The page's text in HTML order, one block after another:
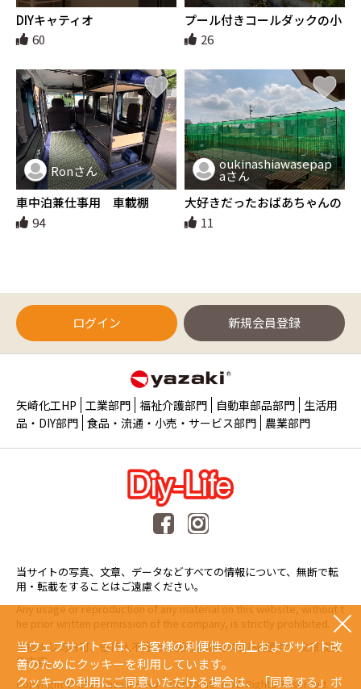
DIYキャティオ
60
プール付きコールダックの小
屋 26
Ronさん
車中泊兼仕事用 車載棚
94
oukinashiawasepap
aさん
大好きだったおばあちゃんの
思いを胸に父と共に目指せ甲
子園！
11
ログイン 新規会員登録
矢崎化工HP 工業部門 福祉介護部門 自動車部品部門 生活用
品・DIY部門 食品・流通・小売・サービス部門 農業部門
当サイトの写真、文章、データなどすべての情報について、無断で転
用・転載をすることはご遠慮ください。
Any usage or reproduction of any material on this website, without t
he prior written permission of the company, is strictly prohibited.
未經本公司許可、任何人不得擅自使用或複製本網站的圖片、文章或任
何内容。
Copyright © 2015 Yazaki Kako Corporation. All Rights Reserved.
当ウェブサイトでは、お客様の利便性の向上およびサイト改
善のためにクッキーを利用しています。
クッキーの利用にご同意いただける場合は、「同意する」ボ